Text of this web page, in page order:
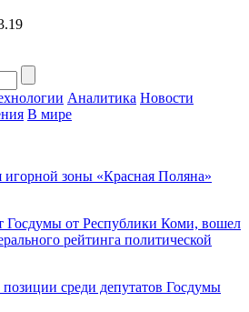
Аналитика Новости
В мире
зоны «Красная Поляна»
Госдумы от Республики Коми, вошел
рейтинга политической
среди депутатов Госдумы